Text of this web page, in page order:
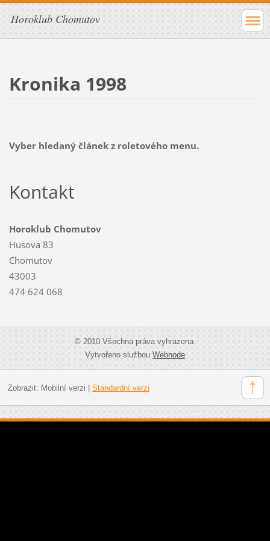
Horoklub Chomutov
Kronika 1998
Vyber hledaný článek z roletového menu.
Kontakt
Horoklub Chomutov
Husova 83
Chomutov
43003
474 624 068
© 2010 Všechna práva vyhrazena.
Vytvořeno službouWebnode
Zobrazit: Mobilní verzi Standardní verzi